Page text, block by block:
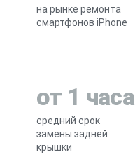
на рынке ремонта
смартфонов iPhone
от 1 часа
средний срок
замены задней
крышки